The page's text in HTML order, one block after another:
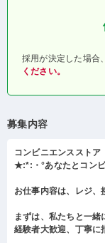
採用が決定した場合
ください。
募集内容
コンビニエンスストア
★:*:・°あなたとコン
お仕事内容は、レジ、
まずは、私たちと一緒
経験者大歓迎、丁寧に